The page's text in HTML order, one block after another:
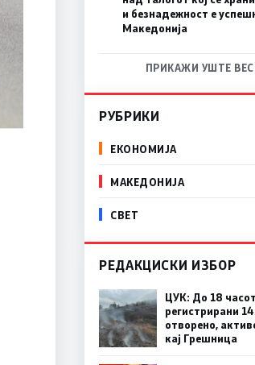
и безнадежност е
Македонија
ПРИКАЖИ УШТЕ
РУБРИКИ
ЕКОНОМИЈА
МАКЕДОНИЈА
СВЕТ
РЕДАКЦИСКИ ИЗБОР
ЦУК: До 18 часот
регистрирани
отворено,
кај Грешница